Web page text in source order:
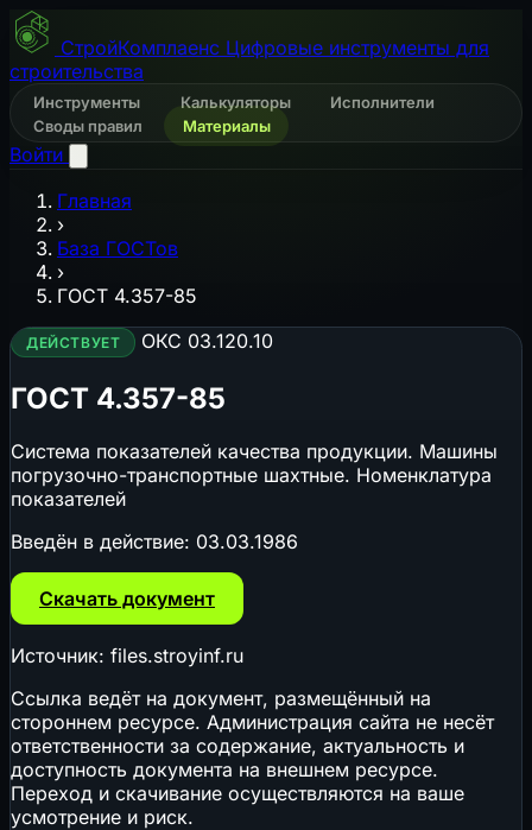
СтройКомплаенс Цифровые инструменты для
строительства
Инструменты Калькуляторы
Исполнители
Своды правил
Материалы
Войти
Главная
›
База ГОСТов
›
ГОСТ 4.357-85
ДЕЙСТВУЕТ ОКС 03.120.10
ГОСТ 4.357-85
Система показателей качества продукции. Машины
погрузочно-транспортные шахтные. Номенклатура
показателей
Введён в действие: 03.03.1986
Скачать документ
Источник: files.stroyinf.ru
Ссылка ведёт на документ, размещённый на
стороннем ресурсе. Администрация сайта не несёт
ответственности за содержание, актуальность и
доступность документа на внешнем ресурсе.
Переход и скачивание осуществляются на ваше
усмотрение и риск.